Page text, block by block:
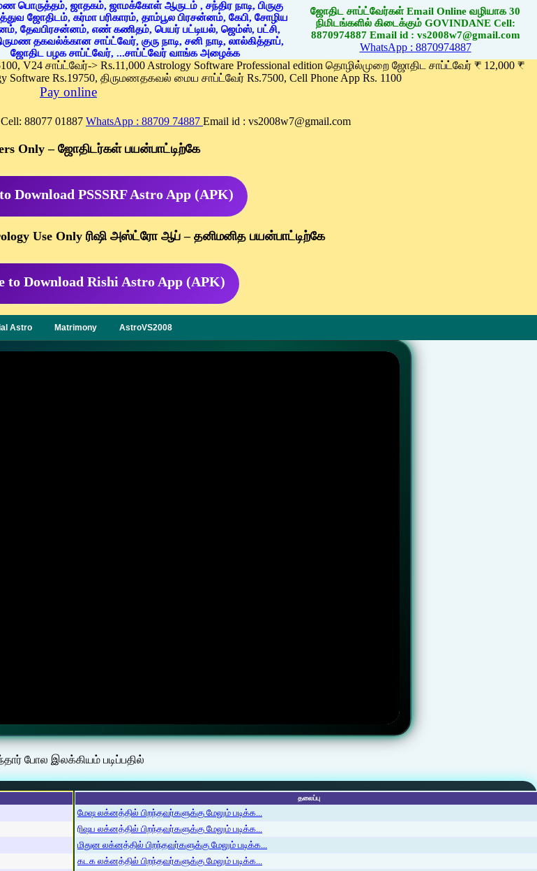
ஜோதிட சாப்ட்வேர்கள் Email Online வழியாக 30
நிமிடங்களில் கிடைக்கும் GOVINDANE Cell:
8870974887 Email id : vs2008w7@gmail.com
WhatsApp : 8870974887
V24 சாப்ட்வேர்-> Rs.11,000 Astrology Software Professional edition தொழில்முறை ஜோதிட சாப்ட்வேர் ₹ 12,000 ₹
Software Rs.19750, திருமணதகவல் மைய சாப்ட்வேர் Rs.7500, Cell Phone App Rs. 1100
Pay online
88077 01887 WhatsApp : 88709 74887 Email id : vs2008w7@gmail.com
Only – ஜோதிடர்கள் பயன்பாட்டிற்கே
Download PSSSRF Astro App (APK)
Use Only ரிஷி அஸ்ட்ரோ ஆப் – தனிமனித பயன்பாட்டிற்கே
to Download Rishi Astro App (APK)
Astro Matrimony AstroVS2008
போல இலக்கியம் படிப்பதில்
தலைப்பு
மேஷ லக்னத்தில் பிறந்தவர்களுக்கு மேலும் படிக்க...
ரிஷப லக்னத்தில் பிறந்தவர்களுக்கு மேலும் படிக்க...
மிதுன லக்னத்தில் பிறந்தவர்களுக்கு மேலும் படிக்க...
கடக லக்னத்தில் பிறந்தவர்களுக்கு மேலும் படிக்க...